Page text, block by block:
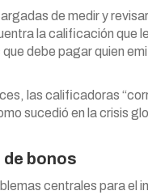
de medir y
la calificación que
debe pagar quien
las calificadoras
sucedió en la crisis
bonos
centrales para el